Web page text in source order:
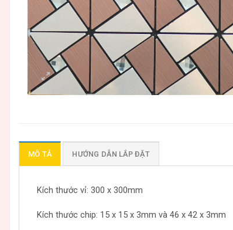
MÔ TẢ HƯỚNG DẪN LẮP ĐẶT
Kích thước vỉ: 300 x 300mm
Kích thước chip: 15 x 15 x 3mm và 46 x 42 x 3mm